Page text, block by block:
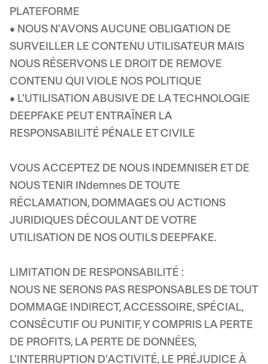
PLATEFORME
• NOUS N'AVONS AUCUNE OBLIGATION DE
SURVEILLER LE CONTENU UTILISATEUR MAIS
NOUS RÉSERVONS LE DROIT DE REMOVE
CONTENU QUI VIOLE NOS POLITIQUE
• L'UTILISATION ABUSIVE DE LA TECHNOLOGIE
DEEPFAKE PEUT ENTRAÎNER LA
RESPONSABILITÉ PÉNALE ET CIVILE
VOUS ACCEPTEZ DE NOUS INDEMNISER ET DE
NOUS TENIR INdemnes DE TOUTE
RÉCLAMATION, DOMMAGES OU ACTIONS
JURIDIQUES DÉCOULANT DE VOTRE
UTILISATION DE NOS OUTILS DEEPFAKE.
LIMITATION DE RESPONSABILITÉ :
NOUS NE SERONS PAS RESPONSABLES DE TOUT
DOMMAGE INDIRECT, ACCESSOIRE, SPÉCIAL,
CONSÉCUTIF OU PUNITIF, Y COMPRIS LA PERTE
DE PROFITS, LA PERTE DE DONNÉES,
L'INTERRUPTION D'ACTIVITÉ, LE PRÉJUDICE À